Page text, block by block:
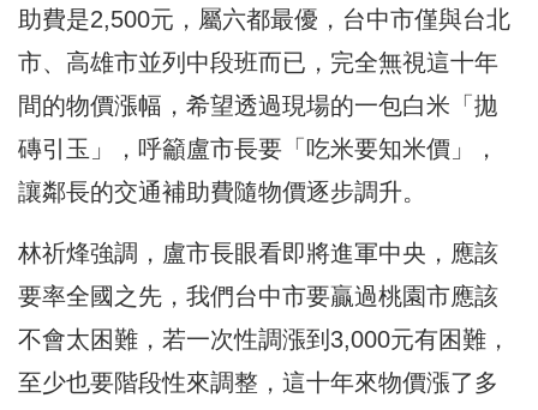
助費是2,500元，屬六都最優，台中市僅與台北
市、高雄市並列中段班而已，完全無視這十年
間的物價漲幅，希望透過現場的一包白米「拋
磚引玉」，呼籲盧市長要「吃米要知米價」，
讓鄰長的交通補助費隨物價逐步調升。
林祈烽強調，盧市長眼看即將進軍中央，應該
要率全國之先，我們台中市要贏過桃園市應該
不會太困難，若一次性調漲到3,000元有困難，
至少也要階段性來調整，這十年來物價漲了多